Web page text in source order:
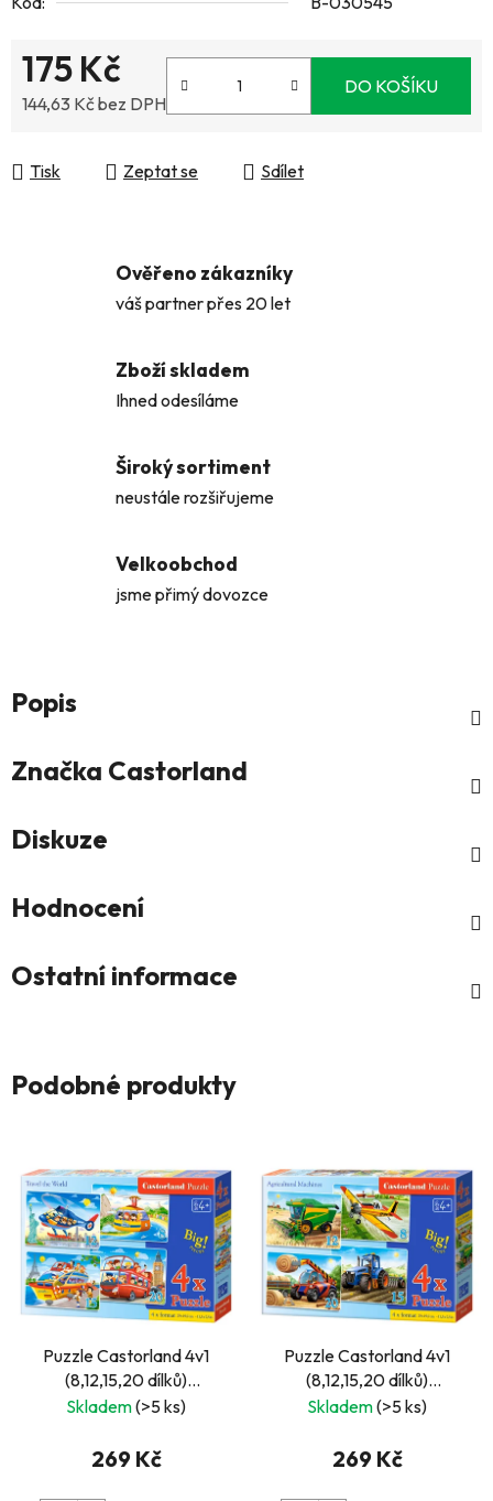
175 Kč
144,63 Kč bez DPH
DO KOŠÍKU
Tisk Zeptat se Sdílet
Ověřeno zákazníky
váš partner přes 20 let
Zboží skladem
Ihned odesíláme
Široký sortiment
neustále rozšiřujeme
Velkoobchod
jsme přimý dovozce
Popis
Značka Castorland
Diskuze
Hodnocení
Ostatní informace
Podobné produkty
Puzzle Castorland 4v1
(8,12,15,20 dílků)
Cestování po světě
Skladem(>5 ks)
269 Kč
Puzzle Castorland 4v1
(8,12,15,20 dílků)
Zemědělské stroje
Skladem(>5 ks)
269 Kč